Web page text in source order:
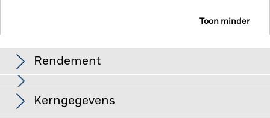
Toon minder
Rendement
Het beleggingsrisico is geconcentreerd in specifieke
sectoren, landen, valuta's of bedrijven. Dit betekent dat het
Kerngegevens